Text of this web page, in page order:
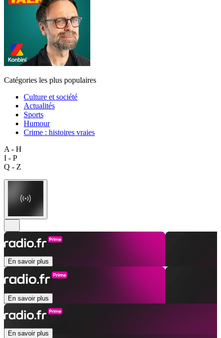
Catégories les plus populaires
Culture et société
Actualités
Sports
Humour
Crime : histoires vraies
A - H
I - P
Q - Z
En savoir plus
En savoir plus
En savoir plus